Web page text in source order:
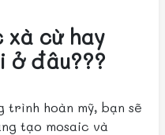
xà cừ hay
ở đâu???
hoàn mỹ, bạn sẽ
tạo mosaic và